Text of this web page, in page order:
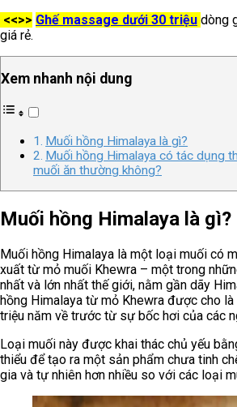
<<>> Ghế massage dưới 30 triệu dòng
giá rẻ.
Xem nhanh nội dung
Muối hồng Himalaya là gì?
Muối hồng Himalaya có tác dụng
muối ăn thường không?
Muối hồng Himalaya là gì?
Muối hồng Himalaya là một loại muối có
xuất từ mỏ muối Khewra – một trong
nhất và lớn nhất thế giới, nằm gần dãy
hồng Himalaya từ mỏ Khewra được cho là
triệu năm về trước từ sự bốc hơi của các
Loại muối này được khai thác chủ yếu
thiểu để tạo ra một sản phẩm chưa tinh
gia và tự nhiên hơn nhiều so với các loại